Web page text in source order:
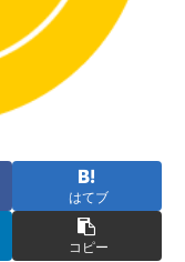
はてブ
コピー